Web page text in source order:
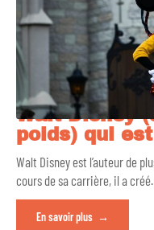
Walt Disney
poids) qui
Walt Disney est l’auteur de
cours de sa carrière, il a créé
En savoir plus